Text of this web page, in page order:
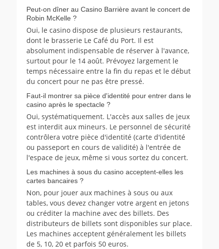
Peut-on dîner au Casino Barrière avant le concert de
Robin McKelle ?
Oui, le casino dispose de plusieurs restaurants,
dont le brasserie Le Café du Port. Il est
absolument indispensable de réserver à l'avance,
surtout pour le 14 août. Prévoyez largement le
temps nécessaire entre la fin du repas et le début
du concert pour ne pas être pressé.
Faut-il montrer sa pièce d'identité pour entrer dans le
casino après le spectacle ?
Oui, systématiquement. L'accès aux salles de jeux
est interdit aux mineurs. Le personnel de sécurité
contrôlera votre pièce d'identité (carte d'identité
ou passeport en cours de validité) à l'entrée de
l'espace de jeux, même si vous sortez du concert.
Les machines à sous du casino acceptent-elles les
cartes bancaires ?
Non, pour jouer aux machines à sous ou aux
tables, vous devez changer votre argent en jetons
ou créditer la machine avec des billets. Des
distributeurs de billets sont disponibles sur place.
Les machines acceptent généralement les billets
de 5, 10, 20 et parfois 50 euros.